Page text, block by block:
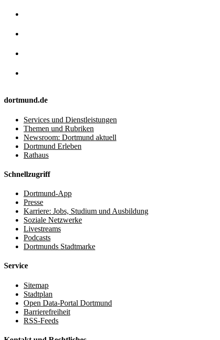
dortmund.de
Services und Dienstleistungen
Themen und Rubriken
Newsroom: Dortmund aktuell
Dortmund Erleben
Rathaus
Schnellzugriff
Dortmund-App
Presse
Karriere: Jobs, Studium und Ausbildung
Soziale Netzwerke
Livestreams
Podcasts
Dortmunds Stadtmarke
Service
Sitemap
Stadtplan
Open Data-Portal Dortmund
Barrierefreiheit
RSS-Feeds